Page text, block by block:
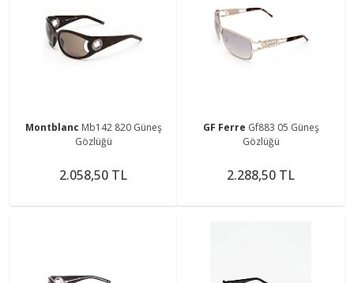
Montblanc Mb142 820 Güneş
Gözlüğü
2.058,50 TL
GF Ferre Gf883 05 Güneş
Gözlüğü
2.288,50 TL